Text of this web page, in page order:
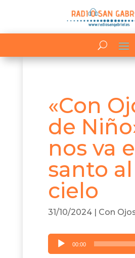
«Con
de
nos va
santo al
cielo
31/10/2024| Con
Reproductor
de
00:00